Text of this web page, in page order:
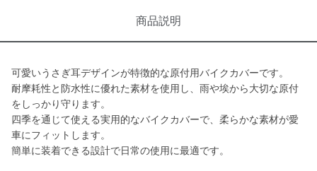
商品説明
可愛いうさぎ耳デザインが特徴的な原付用バイクカバーです。
耐摩耗性と防水性に優れた素材を使用し、雨や埃から大切な原付
をしっかり守ります。
四季を通じて使える実用的なバイクカバーで、柔らかな素材が愛
車にフィットします。
簡単に装着できる設計で日常の使用に最適です。